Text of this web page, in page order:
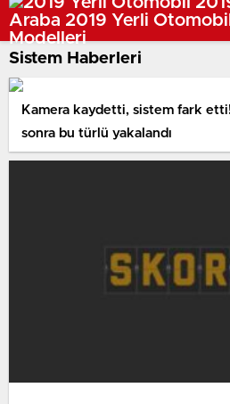
Sistem Haberleri
Kamera kaydetti, sistem fark etti!
sonra bu türlü yakalandı